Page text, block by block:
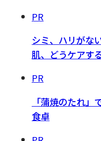
PR
シミ、ハリがな
肌、どうケアす
PR
「蒲焼のたれ
食卓